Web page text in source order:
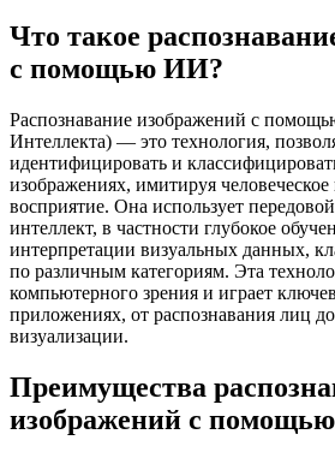
Что такое
с помощью ИИ?
Распознавание изображений с
Интеллекта) — это технология,
идентифицировать и
изображениях, имитируя человеческое
восприятие. Она использует
интеллект, в частности глубокое
интерпретации визуальных данных,
по различным категориям. Эта
компьютерного зрения и играет
приложениях, от распознавания лиц
визуализации.
Преимущества
изображений с